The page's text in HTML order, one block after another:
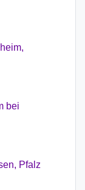
bei
Pfalz